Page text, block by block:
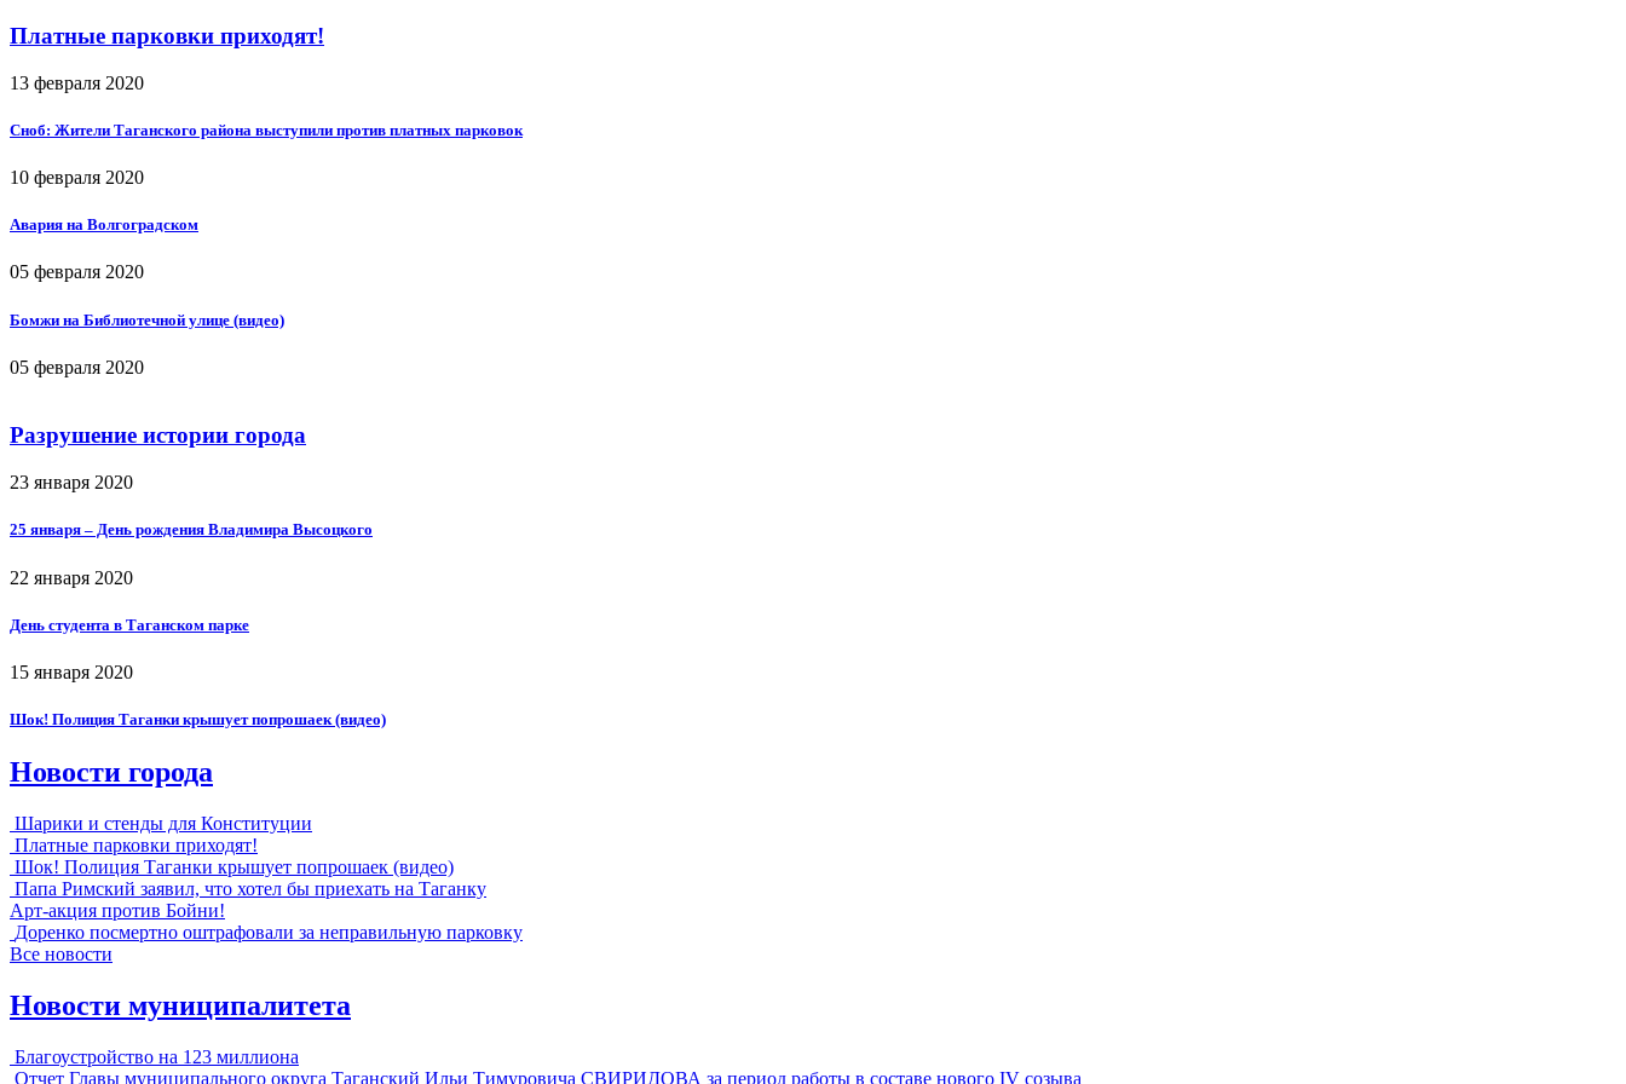
Платные парковки приходят!
13 февраля 2020
Сноб: Жители Таганского района выступили против платных парковок
10 февраля 2020
Авария на Волгоградском
05 февраля 2020
Бомжи на Библиотечной улице (видео)
05 февраля 2020
Разрушение истории города
23 января 2020
25 января – День рождения Владимира Высоцкого
22 января 2020
День студента в Таганском парке
15 января 2020
Шок! Полиция Таганки крышует попрошаек (видео)
Новости города
Шарики и стенды для Конституции
Платные парковки приходят!
Шок! Полиция Таганки крышует попрошаек (видео)
Папа Римский заявил, что хотел бы приехать на Таганку
Арт-акция против Бойни!
Доренко посмертно оштрафовали за неправильную парковку
Все новости
Новости муниципалитета
Благоустройство на 123 миллиона
Отчет Главы муниципального округа Таганский Ильи Тимуровича СВИРИДОВА за период работы в составе нового IV созыва